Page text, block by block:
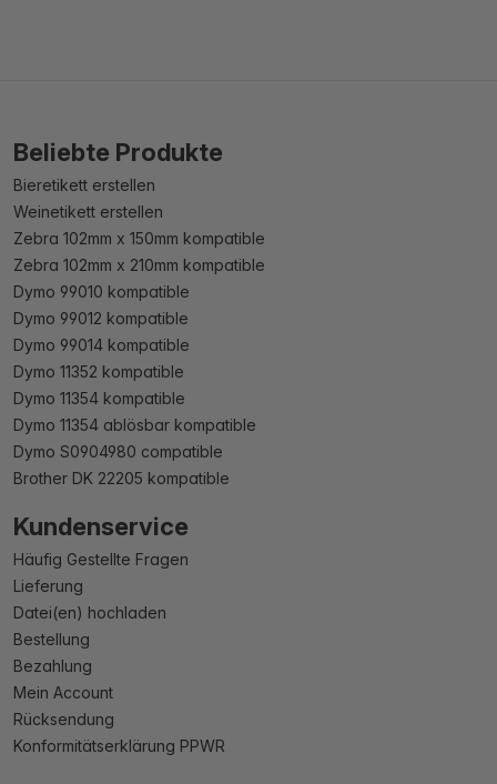
Beliebte Produkte
Bieretikett erstellen
Weinetikett erstellen
Zebra 102mm x 150mm kompatible
Zebra 102mm x 210mm kompatible
Dymo 99010 kompatible
Dymo 99012 kompatible
Dymo 99014 kompatible
Dymo 11352 kompatible
Dymo 11354 kompatible
Dymo 11354 ablösbar kompatible
Dymo S0904980 compatible
Brother DK 22205 kompatible
Kundenservice
Häufig Gestellte Fragen
Lieferung
Datei(en) hochladen
Bestellung
Bezahlung
Mein Account
Rücksendung
Konformitätserklärung PPWR